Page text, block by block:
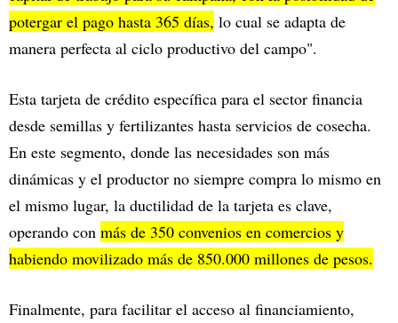
potergar el pago hasta 365 días, lo cual se adapta de
manera perfecta al ciclo productivo del campo".
Esta tarjeta de crédito específica para el sector financia
desde semillas y fertilizantes hasta servicios de cosecha.
En este segmento, donde las necesidades son más
dinámicas y el productor no siempre compra lo mismo en
el mismo lugar, la ductilidad de la tarjeta es clave,
operando con más de 350 convenios en comercios y
habiendo movilizado más de 850.000 millones de pesos.
Finalmente, para facilitar el acceso al financiamiento,